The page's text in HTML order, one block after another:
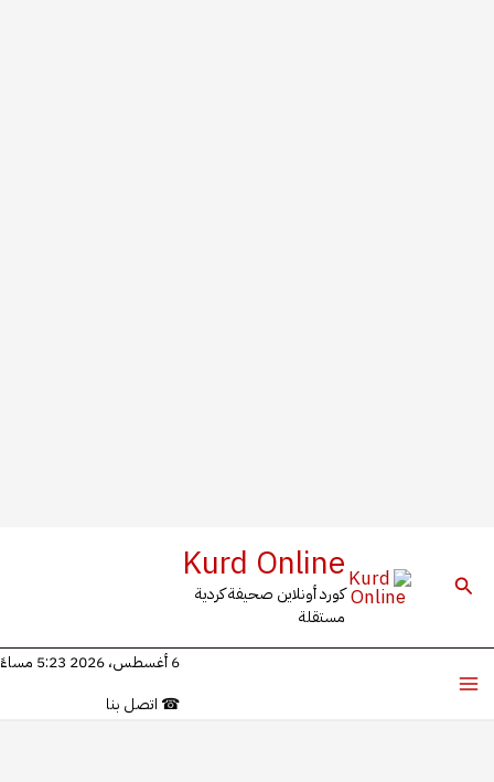
البحث Kurd Online
كورد أونلاين صحيفة كردية
مستقلة
6 أغسطس، 2026 5:23 مساءً
☎ اتصل بنا